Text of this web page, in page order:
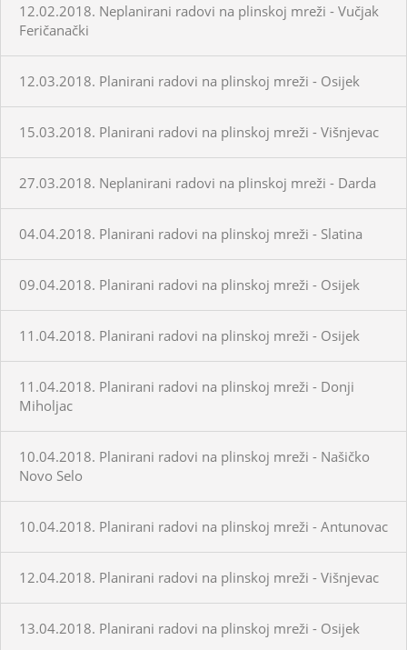
12.02.2018. Neplanirani radovi na plinskoj mreži - Vučjak
Feričanački
12.03.2018. Planirani radovi na plinskoj mreži - Osijek
15.03.2018. Planirani radovi na plinskoj mreži - Višnjevac
27.03.2018. Neplanirani radovi na plinskoj mreži - Darda
04.04.2018. Planirani radovi na plinskoj mreži - Slatina
09.04.2018. Planirani radovi na plinskoj mreži - Osijek
11.04.2018. Planirani radovi na plinskoj mreži - Osijek
11.04.2018. Planirani radovi na plinskoj mreži - Donji
Miholjac
10.04.2018. Planirani radovi na plinskoj mreži - Našičko
Novo Selo
10.04.2018. Planirani radovi na plinskoj mreži - Antunovac
12.04.2018. Planirani radovi na plinskoj mreži - Višnjevac
13.04.2018. Planirani radovi na plinskoj mreži - Osijek